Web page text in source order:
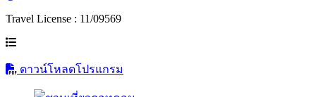
Travel License : 11/09569
ดาวน์โหลดโปรแกรม